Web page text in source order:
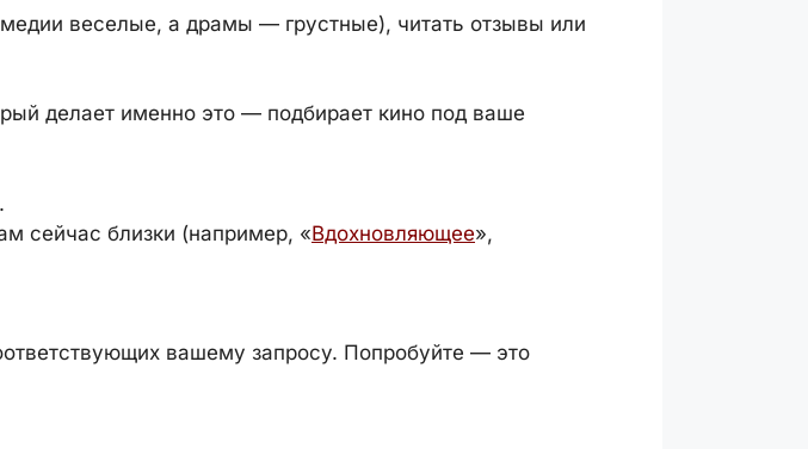
веселые, а драмы — грустные), читать отзывы или
делает именно это — подбирает кино под ваше
.
сейчас близки (например, «Вдохновляющее»,
вашему запросу. Попробуйте — это